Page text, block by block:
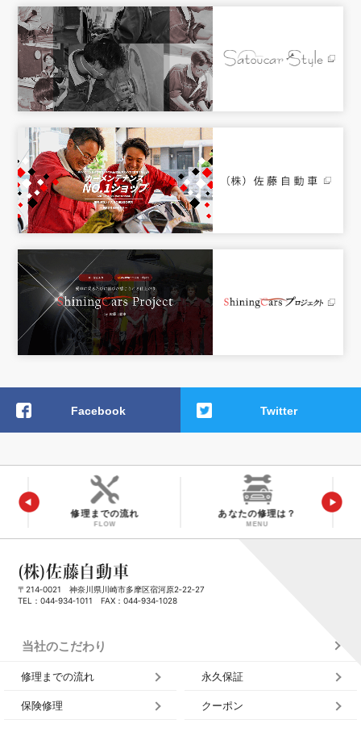
Facebook Twitter
修理までの流れ
FLOW
あなたの修理は？
MENU
(株)佐藤自動車
〒214‑0021 神奈川県川崎市多摩区宿河原2‑22‑27
TEL：044‑934‑1011 FAX：044‑934‑1028
当社のこだわり
修理までの流れ 永久保証
保険修理 クーポン